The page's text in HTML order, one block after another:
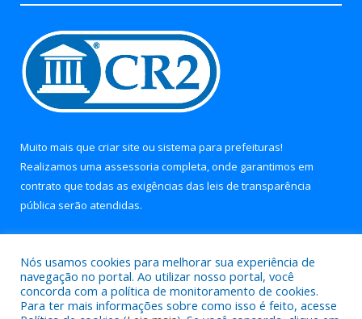
Muito mais que criar site ou sistema para prefeituras!
Realizamos uma assessoria completa, onde garantimos em
contrato que todas as exigências das leis de transparência
pública serão atendidas.
Nós usamos cookies para melhorar sua experiência de
navegação no portal. Ao utilizar nosso portal, você
concorda com a política de monitoramento de cookies.
Para ter mais informações sobre como isso é feito, acesse